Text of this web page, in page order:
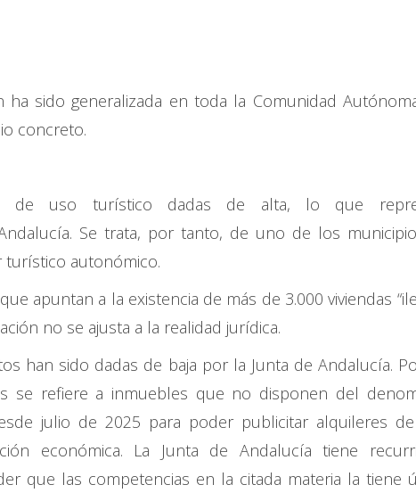
ha sido generalizada en toda la Comunidad
concreto.
de uso turístico dadas de alta, lo que
Se trata, por tanto, de uno de los
autonómico.
apuntan a la existencia de más de 3.000 viviendas
no se ajusta a la realidad jurídica.
han sido dadas de baja por la Junta de Andalucía.
se refiere a inmuebles que no disponen del
julio de 2025 para poder publicitar alquileres
económica. La Junta de Andalucía tiene
que las competencias en la citada materia la tiene